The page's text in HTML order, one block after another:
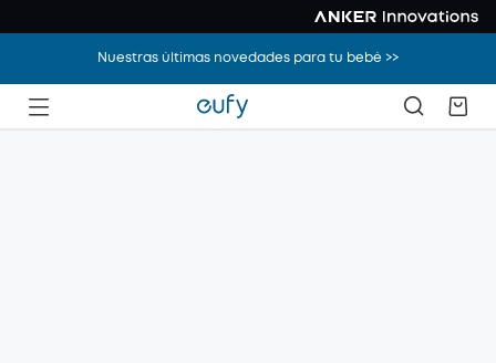
Nuestras últimas novedades para tu bebé >>